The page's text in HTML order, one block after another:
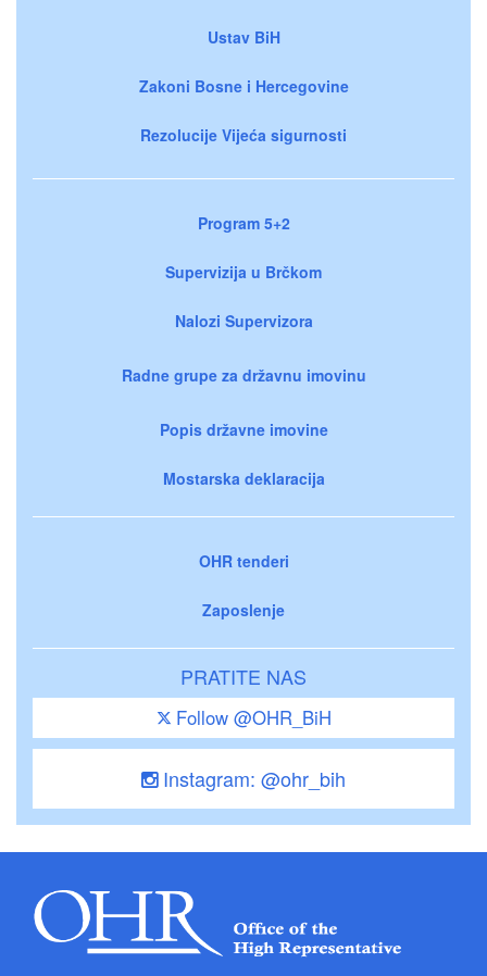
Ustav BiH
Zakoni Bosne i Hercegovine
Rezolucije Vijeća sigurnosti
Program 5+2
Supervizija u Brčkom
Nalozi Supervizora
Radne grupe za državnu imovinu
Popis državne imovine
Mostarska deklaracija
OHR tenderi
Zaposlenje
PRATITE NAS
Follow @OHR_BiH
Instagram: @ohr_bih